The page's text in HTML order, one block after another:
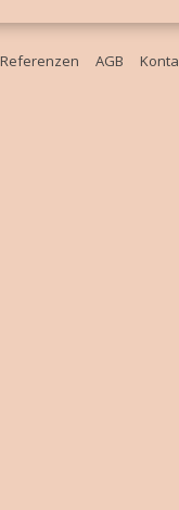
Referenzen AGB